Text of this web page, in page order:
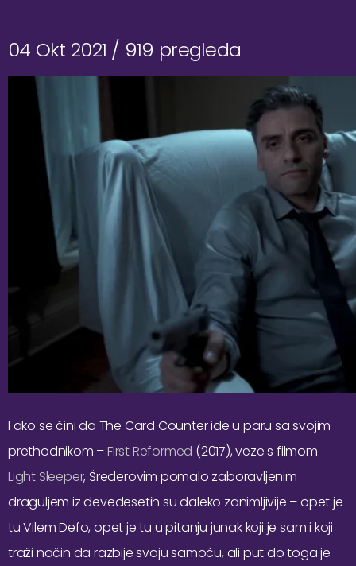
04 Okt 2021 / 919 pregleda
I ako se čini da The Card Counter ide u paru sa svojim
prethodnikom –First Reformed (2017), veze s filmom
Light Sleeper, Šrederovim pomalo zaboravljenim
draguljem iz devedesetih su daleko zanimljivije – opet je
tu Vilem Defo, opet je tu u pitanju junak koji je sam i koji
traži način da razbije svoju samoću, ali put do toga je